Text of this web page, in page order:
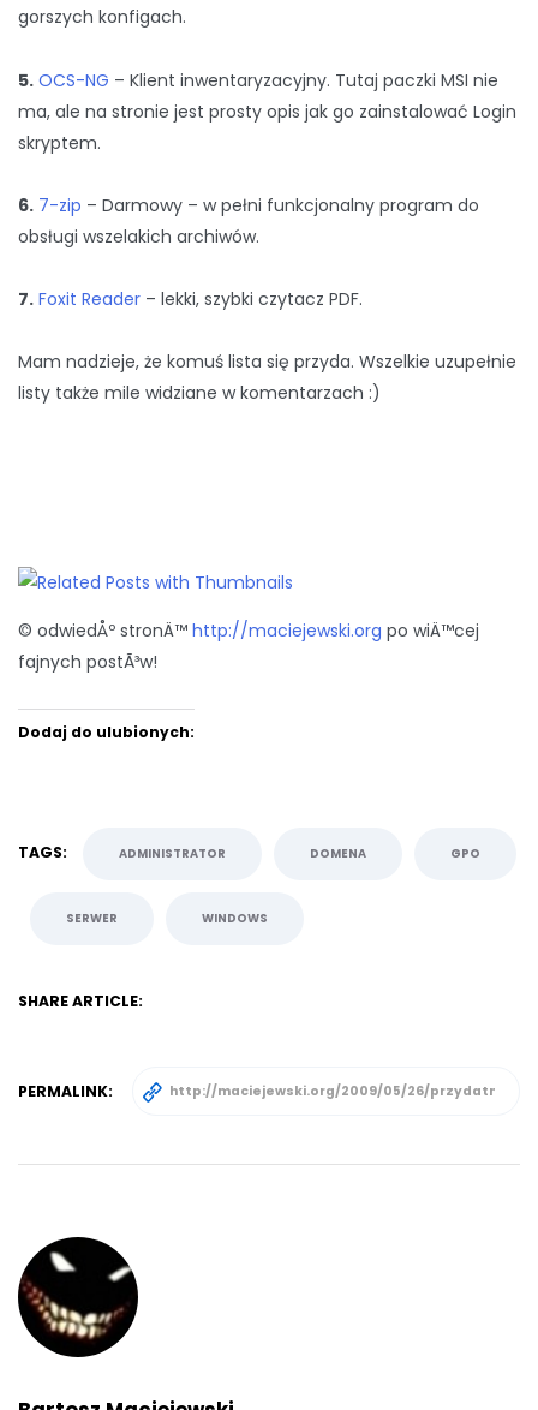
gorszych konfigach.
5. OCS-NG – Klient inwentaryzacyjny. Tutaj paczki MSI nie
ma, ale na stronie jest prosty opis jak go zainstalować Login
skryptem.
6. 7-zip – Darmowy – w pełni funkcjonalny program do
obsługi wszelakich archiwów.
7. Foxit Reader – lekki, szybki czytacz PDF.
Mam nadzieje, że komuś lista się przyda. Wszelkie uzupełnie
listy także mile widziane w komentarzach :)
© odwiedÅº stronÄ™ http://maciejewski.org po wiÄ™cej
fajnych postÃ³w!
Dodaj do ulubionych:
TAGS: ADMINISTRATOR DOMENA GPO
SERWER WINDOWS
SHARE ARTICLE:
PERMALINK: